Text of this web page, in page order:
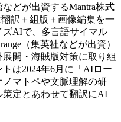
どが出資するMantra株式
翻訳＋組版＋画像編集を一
AIで、多言語サイマル
（集英社などが出資）
開・海賊版対策に取り組
は2024年6月に「AIロー
マトペや文脈理解の研
定とあわせて翻訳にAI